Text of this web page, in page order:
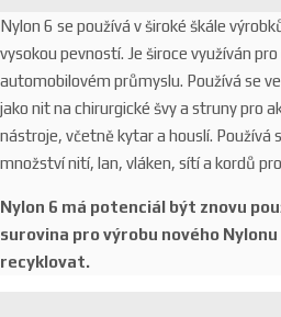
Nylon 6 se používá v široké škále
vysokou pevností. Je široce využíván
automobilovém průmyslu. Používá se
jako nit na chirurgické švy a struny pro
nástroje, včetně kytar a houslí. Používá
množství nití, lan, vláken, sítí a kordů
Nylon 6 má potenciál být znovu
surovina pro výrobu nového
recyklovat.